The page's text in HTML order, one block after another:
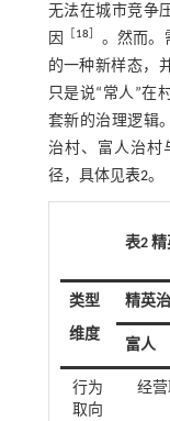
无法在城市竞争
因
18
。然而。
的一种新样态，
只是说“常人”在
套新的治理逻辑
治村、富人治村
径，具体见表2。
表2
类型
维度
精英
富人
行为
取向
经营